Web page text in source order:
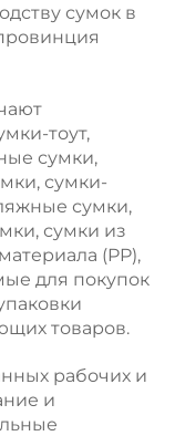
сумок в
тоут,
сумки,
сумки-
сумки,
сумки из
(PP),
для покупок
товаров.
рабочих и
и